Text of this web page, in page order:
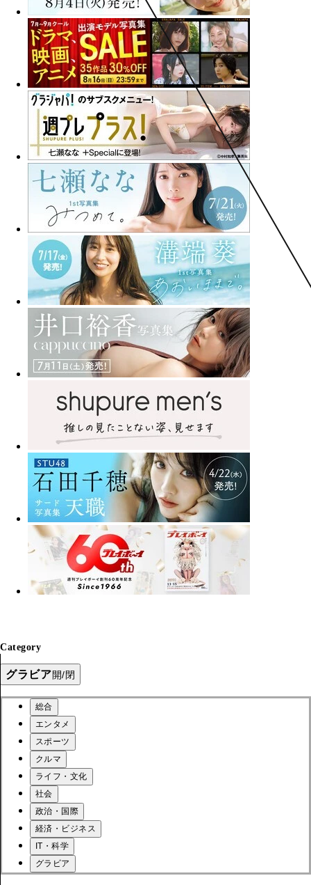
Category
グラビア開/閉
総合
エンタメ
スポーツ
クルマ
ライフ・文化
社会
政治・国際
経済・ビジネス
IT・科学
グラビア